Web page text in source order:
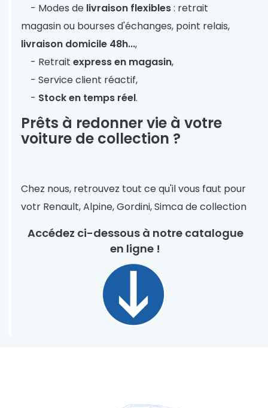
- Modes de livraison flexibles: retrait
magasin ou bourses d'échanges, point relais,
livraison domicile 48h...,
- Retrait express en magasin,
- Service client réactif,
- Stock en temps réel.
Prêts à redonner vie à votre
voiture de collection ?
Chez nous, retrouvez tout ce qu'il vous faut pour
votr Renault, Alpine, Gordini, Simca de collection
Accédez ci-dessous à notre catalogue
en ligne !